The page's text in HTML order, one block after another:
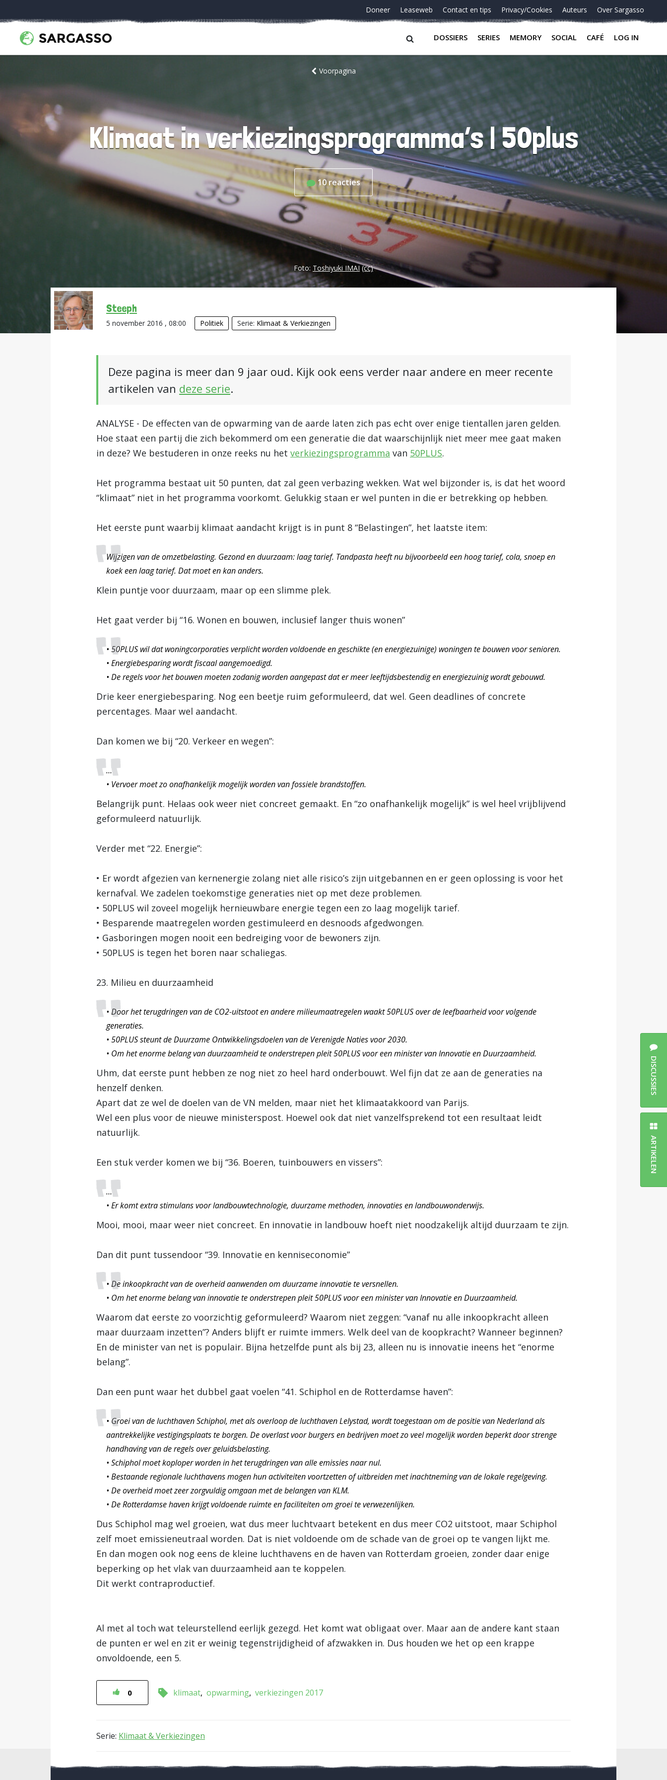
Doneer Leaseweb Contact en tips Privacy/Cookies Auteurs Over Sargasso
DOSSIERS SERIES MEMORY SOCIAL CAFÉ LOG IN
Voorpagina
Klimaat in verkiezingsprogramma’s | 50plus
10 reacties
Foto: Toshiyuki IMAI (cc)
Steeph
5 november 2016 , 08:00 Politiek Serie: Klimaat & Verkiezingen
Deze pagina is meer dan 9 jaar oud. Kijk ook eens verder naar andere en meer recente
artikelen van deze serie.
ANALYSE - De effecten van de opwarming van de aarde laten zich pas echt over enige tientallen jaren gelden.
Hoe staat een partij die zich bekommerd om een generatie die dat waarschijnlijk niet meer mee gaat maken
in deze? We bestuderen in onze reeks nu het verkiezingsprogramma van 50PLUS.
Het programma bestaat uit 50 punten, dat zal geen verbazing wekken. Wat wel bijzonder is, is dat het woord
“klimaat” niet in het programma voorkomt. Gelukkig staan er wel punten in die er betrekking op hebben.
Het eerste punt waarbij klimaat aandacht krijgt is in punt 8 “Belastingen”, het laatste item:
Wijzigen van de omzetbelasting. Gezond en duurzaam: laag tarief. Tandpasta heeft nu bijvoorbeeld een hoog tarief, cola, snoep en
koek een laag tarief. Dat moet en kan anders.
Klein puntje voor duurzaam, maar op een slimme plek.
Het gaat verder bij “16. Wonen en bouwen, inclusief langer thuis wonen”
• 50PLUS wil dat woningcorporaties verplicht worden voldoende en geschikte (en energiezuinige) woningen te bouwen voor senioren.
• Energiebesparing wordt fiscaal aangemoedigd.
• De regels voor het bouwen moeten zodanig worden aangepast dat er meer leeftijdsbestendig en energiezuinig wordt gebouwd.
Drie keer energiebesparing. Nog een beetje ruim geformuleerd, dat wel. Geen deadlines of concrete
percentages. Maar wel aandacht.
Dan komen we bij “20. Verkeer en wegen”:
…
• Vervoer moet zo onafhankelijk mogelijk worden van fossiele brandstoffen.
Belangrijk punt. Helaas ook weer niet concreet gemaakt. En “zo onafhankelijk mogelijk” is wel heel vrijblijvend
geformuleerd natuurlijk.
Verder met “22. Energie”:
• Er wordt afgezien van kernenergie zolang niet alle risico’s zijn uitgebannen en er geen oplossing is voor het
kernafval. We zadelen toekomstige generaties niet op met deze problemen.
• 50PLUS wil zoveel mogelijk hernieuwbare energie tegen een zo laag mogelijk tarief.
• Besparende maatregelen worden gestimuleerd en desnoods afgedwongen.
• Gasboringen mogen nooit een bedreiging voor de bewoners zijn.
• 50PLUS is tegen het boren naar schaliegas.
23. Milieu en duurzaamheid
• Door het terugdringen van de CO2-uitstoot en andere milieumaatregelen waakt 50PLUS over de leefbaarheid voor volgende
generaties.
• 50PLUS steunt de Duurzame Ontwikkelingsdoelen van de Verenigde Naties voor 2030.
• Om het enorme belang van duurzaamheid te onderstrepen pleit 50PLUS voor een minister van Innovatie en Duurzaamheid.
Uhm, dat eerste punt hebben ze nog niet zo heel hard onderbouwt. Wel fijn dat ze aan de generaties na
henzelf denken.
Apart dat ze wel de doelen van de VN melden, maar niet het klimaatakkoord van Parijs.
Wel een plus voor de nieuwe ministerspost. Hoewel ook dat niet vanzelfsprekend tot een resultaat leidt
natuurlijk.
Een stuk verder komen we bij “36. Boeren, tuinbouwers en vissers”:
…
• Er komt extra stimulans voor landbouwtechnologie, duurzame methoden, innovaties en landbouwonderwijs.
Mooi, mooi, maar weer niet concreet. En innovatie in landbouw hoeft niet noodzakelijk altijd duurzaam te zijn.
Dan dit punt tussendoor “39. Innovatie en kenniseconomie”
• De inkoopkracht van de overheid aanwenden om duurzame innovatie te versnellen.
• Om het enorme belang van innovatie te onderstrepen pleit 50PLUS voor een minister van Innovatie en Duurzaamheid.
Waarom dat eerste zo voorzichtig geformuleerd? Waarom niet zeggen: “vanaf nu alle inkoopkracht alleen
maar duurzaam inzetten”? Anders blijft er ruimte immers. Welk deel van de koopkracht? Wanneer beginnen?
En de minister van net is populair. Bijna hetzelfde punt als bij 23, alleen nu is innovatie ineens het “enorme
belang”.
Dan een punt waar het dubbel gaat voelen “41. Schiphol en de Rotterdamse haven”:
• Groei van de luchthaven Schiphol, met als overloop de luchthaven Lelystad, wordt toegestaan om de positie van Nederland als
aantrekkelijke vestigingsplaats te borgen. De overlast voor burgers en bedrijven moet zo veel mogelijk worden beperkt door strenge
handhaving van de regels over geluidsbelasting.
• Schiphol moet koploper worden in het terugdringen van alle emissies naar nul.
• Bestaande regionale luchthavens mogen hun activiteiten voortzetten of uitbreiden met inachtneming van de lokale regelgeving.
• De overheid moet zeer zorgvuldig omgaan met de belangen van KLM.
• De Rotterdamse haven krijgt voldoende ruimte en faciliteiten om groei te verwezenlijken.
Dus Schiphol mag wel groeien, wat dus meer luchtvaart betekent en dus meer CO2 uitstoot, maar Schiphol
zelf moet emissieneutraal worden. Dat is niet voldoende om de schade van de groei op te vangen lijkt me.
En dan mogen ook nog eens de kleine luchthavens en de haven van Rotterdam groeien, zonder daar enige
beperking op het vlak van duurzaamheid aan te koppelen.
Dit werkt contraproductief.
Al met al toch wat teleurstellend eerlijk gezegd. Het komt wat obligaat over. Maar aan de andere kant staan
de punten er wel en zit er weinig tegenstrijdigheid of afzwakken in. Dus houden we het op een krappe
onvoldoende, een 5.
0 klimaat opwarming verkiezingen 2017
Serie: Klimaat & Verkiezingen
DISCUSSIES
ARTIKELEN